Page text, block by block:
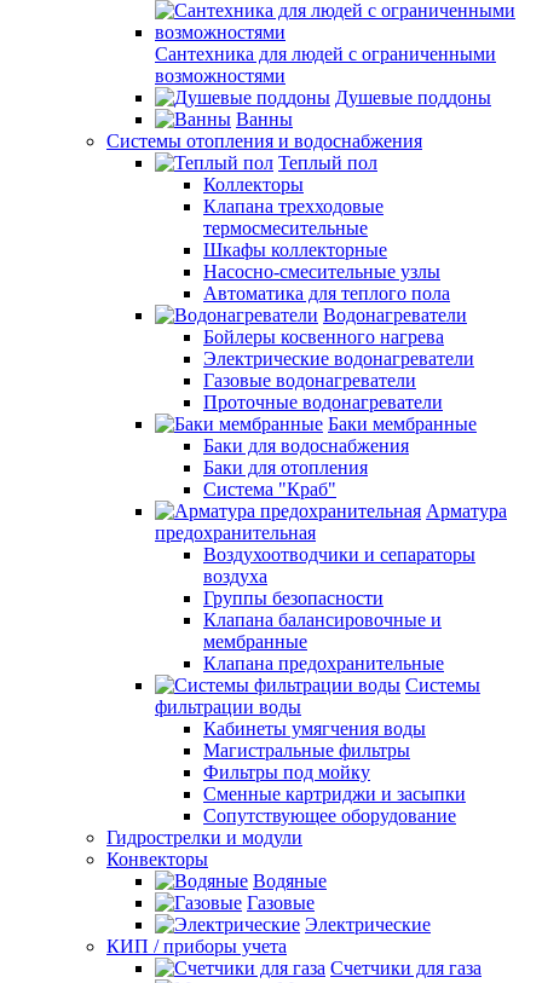
Сантехника для людей с ограниченными
возможностями
Душевые поддоны
Ванны
Системы отопления и водоснабжения
Теплый пол
Коллекторы
Клапана трехходовые
термосмесительные
Шкафы коллекторные
Насосно-смесительные узлы
Автоматика для теплого пола
Водонагреватели
Бойлеры косвенного нагрева
Электрические водонагреватели
Газовые водонагреватели
Проточные водонагреватели
Баки мембранные
Баки для водоснабжения
Баки для отопления
Система "Краб"
Арматура
предохранительная
Воздухоотводчики и сепараторы
воздуха
Группы безопасности
Клапана балансировочные и
мембранные
Клапана предохранительные
Системы
фильтрации воды
Кабинеты умягчения воды
Магистральные фильтры
Фильтры под мойку
Сменные картриджи и засыпки
Сопутствующее оборудование
Гидрострелки и модули
Конвекторы
Водяные
Газовые
Электрические
КИП / приборы учета
Счетчики для газа